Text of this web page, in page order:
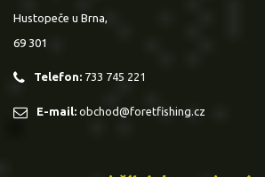
Hustopeče u Brna,
69 301
Telefon: 733 745 221
E-mail: obchod@foretfishing.cz